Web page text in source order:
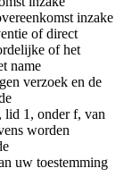
inzake
of direct
of het
name
verzoek en de
lid 1, onder f, van
worden
uw toestemming